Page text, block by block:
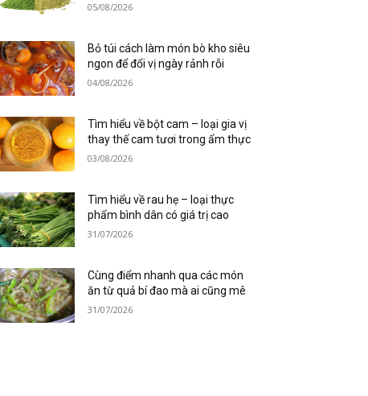
05/08/2026
Bỏ túi cách làm món bò kho siêu
ngon để đổi vị ngày rảnh rỗi
04/08/2026
Tìm hiểu về bột cam – loại gia vị
thay thế cam tươi trong ẩm thực
03/08/2026
Tìm hiểu về rau hẹ – loại thực
phẩm bình dân có giá trị cao
31/07/2026
Cùng điểm nhanh qua các món
ăn từ quả bí đao mà ai cũng mê
31/07/2026